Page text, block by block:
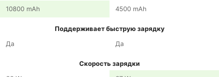
10800 mAh
4500 mAh
Поддерживает быструю зарядку
Да
Да
Скорость зарядки